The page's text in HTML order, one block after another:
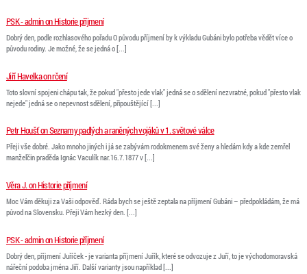
PSK - admin on Historie příjmení
Dobrý den, podle rozhlasového pořadu O původu příjmení by k výkladu Gubáni bylo potřeba vědět více o
původu rodiny. Je možné, že se jedná o [...]
Jiří Havelka on rčení
Toto slovní spojeni chápu tak, že pokud "přesto jede vlak" jedná se o sdělení nezvratné, pokud "přesto vlak
nejede" jedná se o nepevnost sdělení, připouštějící [...]
Petr Houšť on Seznamy padlých a raněných vojáků v 1. světové válce
Přeji vše dobré. Jako mnoho jiných i já se zabývám rodokmenem své ženy a hledám kdy a kde zemřel
manželčin praděda Ignác Vaculík nar.16.7.1877 v [...]
Věra J. on Historie příjmení
Moc Vám děkuji za Vaši odpověď. Ráda bych se ještě zeptala na příjmení Gubáni – předpokládám, že má
původ na Slovensku. Přeji Vám hezký den. [...]
PSK - admin on Historie příjmení
Dobrý den, příjmení Juříček - je varianta příjmení Juřík, které se odvozuje z Juří, to je východomoravská
nářeční podoba jména Jiří. Další varianty jsou například [...]